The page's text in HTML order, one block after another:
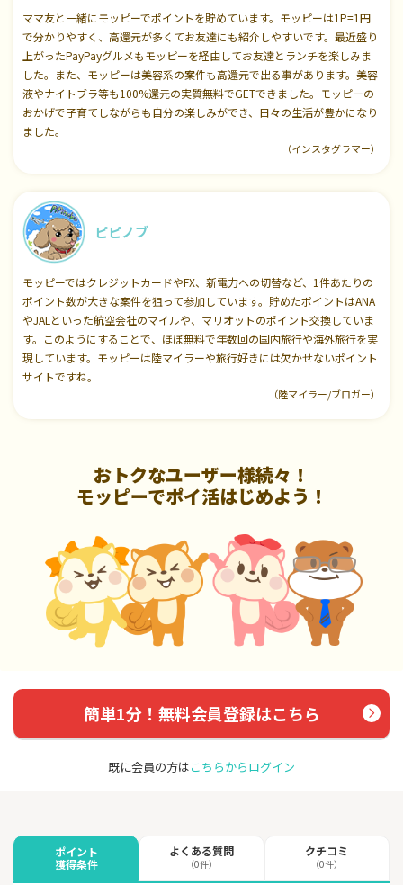
ママ友と一緒にモッピーでポイントを貯めています。モッピーは1P=1円
で分かりやすく、高還元が多くてお友達にも紹介しやすいです。最近盛り
上がったPayPayグルメもモッピーを経由してお友達とランチを楽しみま
した。また、モッピーは美容系の案件も高還元で出る事があります。美容
液やナイトブラ等も100%還元の実質無料でGETできました。モッピーの
おかげで子育てしながらも自分の楽しみができ、日々の生活が豊かになり
ました。
（インスタグラマー）
ピピノブ
モッピーではクレジットカードやFX、新電力への切替など、1件あたりの
ポイント数が大きな案件を狙って参加しています。貯めたポイントはANA
やJALといった航空会社のマイルや、マリオットのポイント交換していま
す。このようにすることで、ほぼ無料で年数回の国内旅行や海外旅行を実
現しています。モッピーは陸マイラーや旅行好きには欠かせないポイント
サイトですね。
（陸マイラー/ブロガー）
おトクなユーザー様続々！
モッピーでポイ活はじめよう！
簡単1分！無料会員登録はこちら
既に会員の方はこちらからログイン
ポイント
獲得条件
よくある質問
（0件）
クチコミ
（0件）